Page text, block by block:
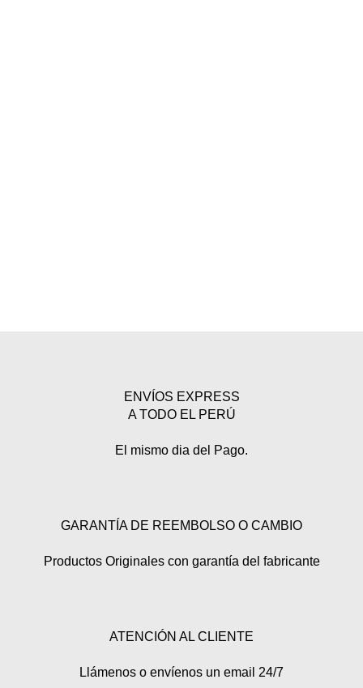
ENVÍOS EXPRESS
A TODO EL PERÚ
El mismo dia del Pago.
GARANTÍA DE REEMBOLSO O CAMBIO
Productos Originales con garantía del fabricante
ATENCIÓN AL CLIENTE
Llámenos o envíenos un email 24/7